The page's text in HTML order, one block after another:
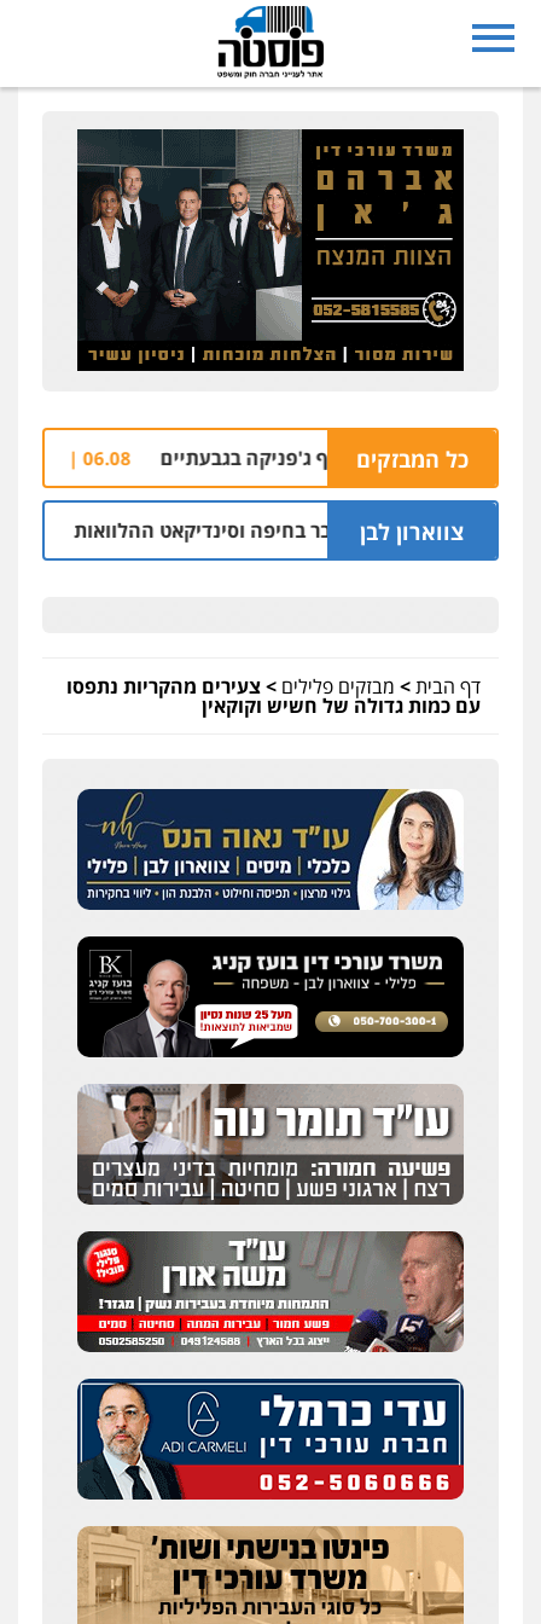
כל המבזקים
בהצתת סניף ג'פניקה בגבעתיים 06.08 | 22:58
צווארון לבן
יו"ר ש"ס לשעבר בחיפה וסינדיקאט ההלוואות של משפחת
דף הבית> מבזקים פלילים >צעירים מהקריות נתפסו
עם כמות גדולה של חשיש וקוקאין